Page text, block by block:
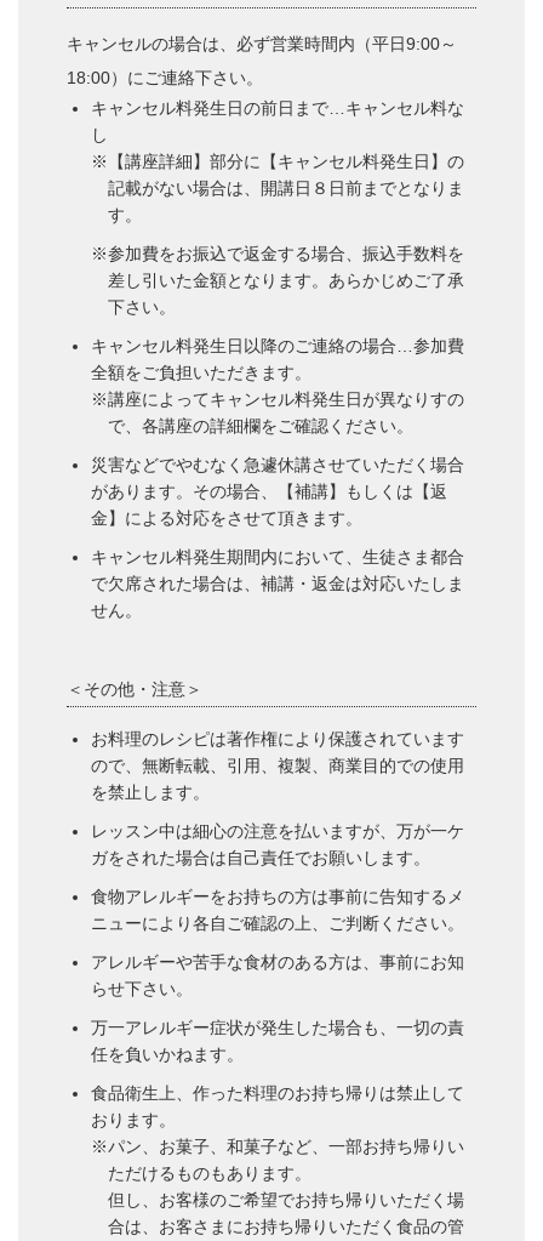
キャンセルの場合は、必ず営業時間内（平日9:00～
18:00）にご連絡下さい。
キャンセル料発生日の前日まで…キャンセル料な
し
※【講座詳細】部分に【キャンセル料発生日】の
記載がない場合は、開講日８日前までとなりま
す。
※参加費をお振込で返金する場合、振込手数料を
差し引いた金額となります。あらかじめご了承
下さい。
キャンセル料発生日以降のご連絡の場合…参加費
全額をご負担いただきます。
※講座によってキャンセル料発生日が異なりすの
で、各講座の詳細欄をご確認ください。
災害などでやむなく急遽休講させていただく場合
があります。その場合、【補講】もしくは【返
金】による対応をさせて頂きます。
キャンセル料発生期間内において、生徒さま都合
で欠席された場合は、補講・返金は対応いたしま
せん。
＜その他・注意＞
お料理のレシピは著作権により保護されています
ので、無断転載、引用、複製、商業目的での使用
を禁止します。
レッスン中は細心の注意を払いますが、万が一ケ
ガをされた場合は自己責任でお願いします。
食物アレルギーをお持ちの方は事前に告知するメ
ニューにより各自ご確認の上、ご判断ください。
アレルギーや苦手な食材のある方は、事前にお知
らせ下さい。
万一アレルギー症状が発生した場合も、一切の責
任を負いかねます。
食品衛生上、作った料理のお持ち帰りは禁止して
おります。
※パン、お菓子、和菓子など、一部お持ち帰りい
ただけるものもあります。
但し、お客様のご希望でお持ち帰りいただく場
合は、お客さまにお持ち帰りいただく食品の管